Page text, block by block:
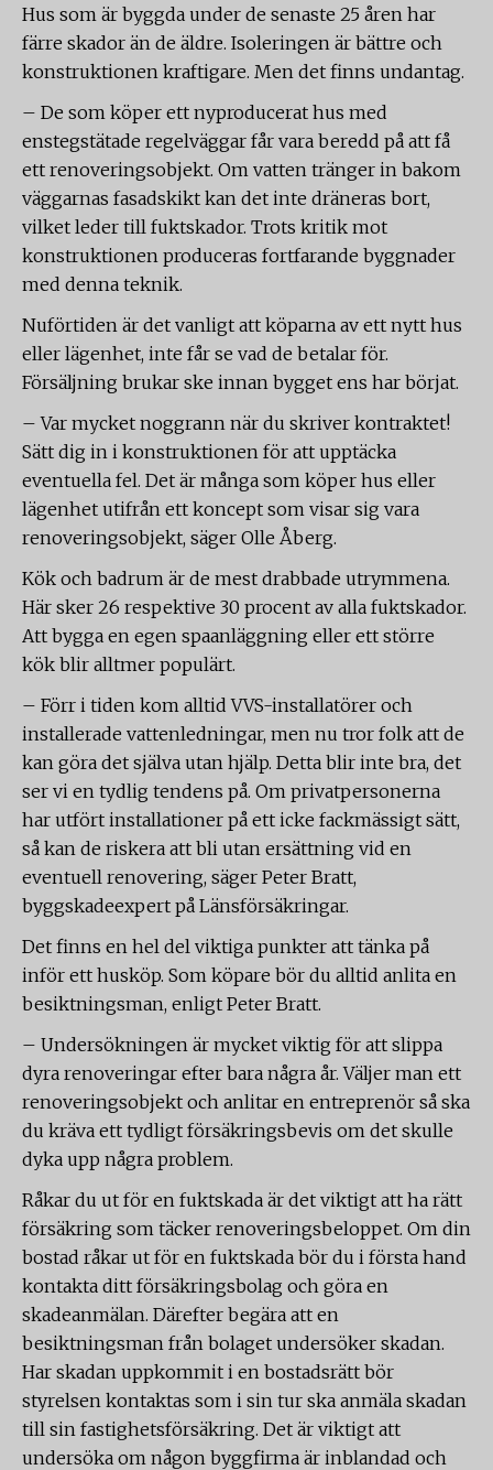
Hus som är byggda under de senaste 25 åren har
färre skador än de äldre. Isoleringen är bättre och
konstruktionen kraftigare. Men det finns undantag.
– De som köper ett nyproducerat hus med
enstegstätade regelväggar får vara beredd på att få
ett renoveringsobjekt. Om vatten tränger in bakom
väggarnas fasadskikt kan det inte dräneras bort,
vilket leder till fuktskador. Trots kritik mot
konstruktionen produceras fortfarande byggnader
med denna teknik.
Nuförtiden är det vanligt att köparna av ett nytt hus
eller lägenhet, inte får se vad de betalar för.
Försäljning brukar ske innan bygget ens har börjat.
– Var mycket noggrann när du skriver kontraktet!
Sätt dig in i konstruktionen för att upptäcka
eventuella fel. Det är många som köper hus eller
lägenhet utifrån ett koncept som visar sig vara
renoveringsobjekt, säger Olle Åberg.
Kök och badrum är de mest drabbade utrymmena.
Här sker 26 respektive 30 procent av alla fuktskador.
Att bygga en egen spaanläggning eller ett större
kök blir alltmer populärt.
– Förr i tiden kom alltid VVS-installatörer och
installerade vattenledningar, men nu tror folk att de
kan göra det själva utan hjälp. Detta blir inte bra, det
ser vi en tydlig tendens på. Om privatpersonerna
har utfört installationer på ett icke fackmässigt sätt,
så kan de riskera att bli utan ersättning vid en
eventuell renovering, säger Peter Bratt,
byggskadeexpert på Länsförsäkringar.
Det finns en hel del viktiga punkter att tänka på
inför ett husköp. Som köpare bör du alltid anlita en
besiktningsman, enligt Peter Bratt.
– Undersökningen är mycket viktig för att slippa
dyra renoveringar efter bara några år. Väljer man ett
renoveringsobjekt och anlitar en entreprenör så ska
du kräva ett tydligt försäkringsbevis om det skulle
dyka upp några problem.
Råkar du ut för en fuktskada är det viktigt att ha rätt
försäkring som täcker renoveringsbeloppet. Om din
bostad råkar ut för en fuktskada bör du i första hand
kontakta ditt försäkringsbolag och göra en
skadeanmälan. Därefter begära att en
besiktningsman från bolaget undersöker skadan.
Har skadan uppkommit i en bostadsrätt bör
styrelsen kontaktas som i sin tur ska anmäla skadan
till sin fastighetsförsäkring. Det är viktigt att
undersöka om någon byggfirma är inblandad och